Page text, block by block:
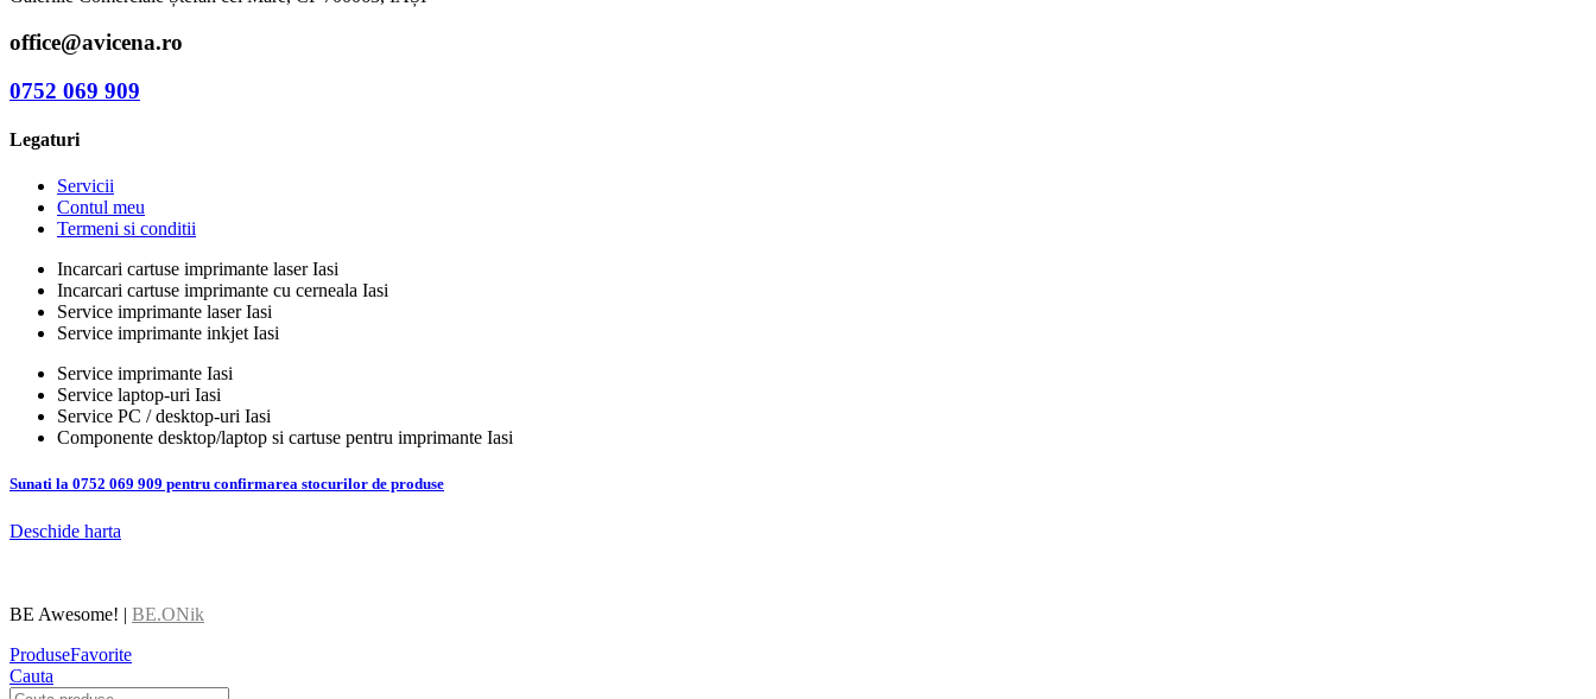
office@avicena.ro
0752 069 909
Legaturi
Servicii
Contul meu
Termeni si conditii
Incarcari cartuse imprimante laser Iasi
Incarcari cartuse imprimante cu cerneala Iasi
Service imprimante laser Iasi
Service imprimante inkjet Iasi
Service imprimante Iasi
Service laptop-uri Iasi
Service PC / desktop-uri Iasi
Componente desktop/laptop si cartuse pentru imprimante Iasi
Sunati la 0752 069 909 pentru confirmarea stocurilor de produse
Deschide harta
BE Awesome! | BE.ONik
ProduseFavorite
Cauta